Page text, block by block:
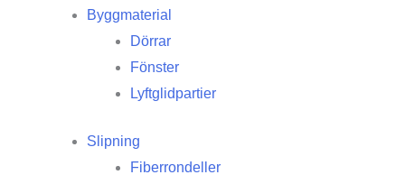
Byggmaterial
Dörrar
Fönster
Lyftglidpartier
Slipning
Fiberrondeller